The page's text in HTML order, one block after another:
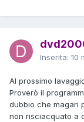
Inserita: 10
Al prossimo
Proverò il
dubbio che magari
non risciacquato a